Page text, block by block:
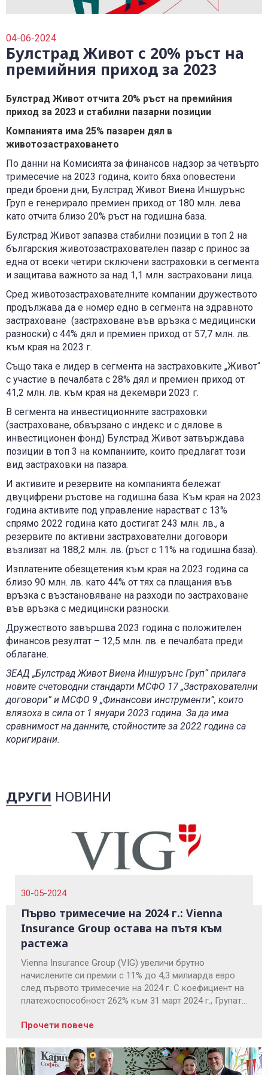
Плати вноска
Уведоми за събитие
04-06-2024
Булстрад Живот с 20% ръст на
премийния приход за 2023
Булстрад Живот отчита 20% ръст на премийния
приход за 2023 и стабилни пазарни позиции
Компанията има 25% пазарен дял в
животозастраховането
По данни на Комисията за финансов надзор за четвърто
тримесечие на 2023 година, които бяха оповестени
преди броени дни, Булстрад Живот Виена Иншурънс
Груп е генерирало премиен приход от 180 млн. лева
като отчита близо 20% ръст на годишна база.
Булстрад Живот запазва стабилни позиции в топ 2 на
българския животозастрахователен пазар с принос за
една от всеки четири сключени застраховки в сегмента
и защитава важното за над 1,1 млн. застраховани лица.
Сред животозастрахователните компании дружеството
продължава да e номер едно в сегмента на здравното
застраховане (застраховане във връзка с медицински
разноски) с 44% дял и премиен приход от 57,7 млн. лв.
към края на 2023 г.
Също така е лидер в сегмента на застраховките „Живот“
с участие в печалбата с 28% дял и премиен приход от
41,2 млн. лв. към края на декември 2023 г.
В сегмента на инвестиционните застраховки
(застраховане, обвързано с индекс и с дялове в
инвестиционен фонд) Булстрад Живот затвърждава
позиции в топ 3 на компаниите, които предлагат този
вид застраховки на пазара.
И активите и резервите на компанията бележат
двуцифрени ръстове на годишна база. Към края на 2023
година активите под управление нарастват с 13%
спрямо 2022 година като достигат 243 млн. лв., а
резервите по активни застрахователни договори
възлизат на 188,2 млн. лв. (ръст с 11% на годишна база).
Изплатените обезщетения към края на 2023 година са
близо 90 млн. лв. като 44% от тях са плащания във
връзка с възстановяване на разходи по застраховане
във връзка с медицински разноски.
Дружеството завършва 2023 година с положителен
финансов резултат – 12,5 млн. лв. е печалбата преди
облагане.
ЗЕАД „Булстрад Живот Виена Иншурънс Груп“ прилага
новите счетоводни стандарти МСФО 17 „Застрахователни
договори” и МСФО 9 „Финансови инструменти”, които
влязоха в сила от 1 януари 2023 година. За да има
сравнимост на данните, стойностите за 2022 година са
коригирани.
ДРУГИ НОВИНИ
30-05-2024
Първо тримесечие на 2024 г.: Vienna
Insurance Group остава на пътя към
растежа
Vienna Insurance Group (VIG) увеличи брутно
начислените си премии с 11% до 4,3 милиарда евро
след първото тримесечие на 2024 г. С коефициент на
платежоспособност 262% към 31 март 2024 г., Групата
Прочети повече